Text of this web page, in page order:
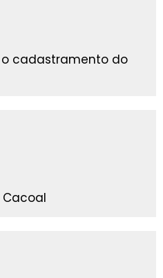
cadastramento do